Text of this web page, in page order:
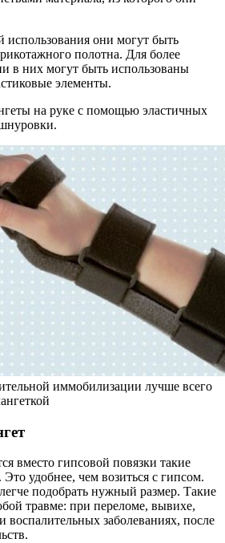
использования они могут быть
полотна. Для более
в них могут быть использованы
элементы.
на руке с помощью эластичных
иммобилизации лучше всего
вместо гипсовой повязки такие
удобнее, чем возиться с гипсом.
подобрать нужный размер. Такие
травме: при переломе, вывихе,
заболеваниях, после